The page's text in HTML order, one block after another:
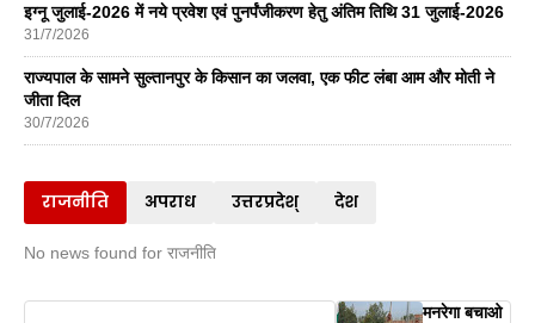
इग्नू जुलाई-2026 में नये प्रवेश एवं पुनर्पंजीकरण हेतु अंतिम तिथि 31 जुलाई-2026
31/7/2026
राज्यपाल के सामने सुल्तानपुर के किसान का जलवा, एक फीट लंबा आम और मोती ने
जीता दिल
30/7/2026
राजनीति अपराध उत्तरप्रदेश् देश
No news found for राजनीति
मनरेगा बचाओ